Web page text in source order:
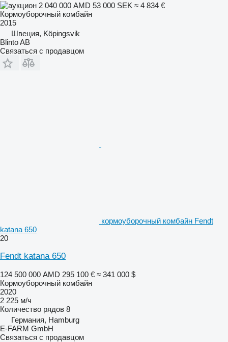
2 040 000 AMD 53 000 SEK ≈ 4 834 €
Кормоуборочный комбайн
2015
Швеция, Köpingsvik
Blinto AB
Связаться с продавцом
кормоуборочный комбайн Fendt
katana 650
20
Fendt katana 650
124 500 000 AMD 295 100 € ≈ 341 000 $
Кормоуборочный комбайн
2020
2 225 м/ч
Количество рядов 8
Германия, Hamburg
E-FARM GmbH
Связаться с продавцом